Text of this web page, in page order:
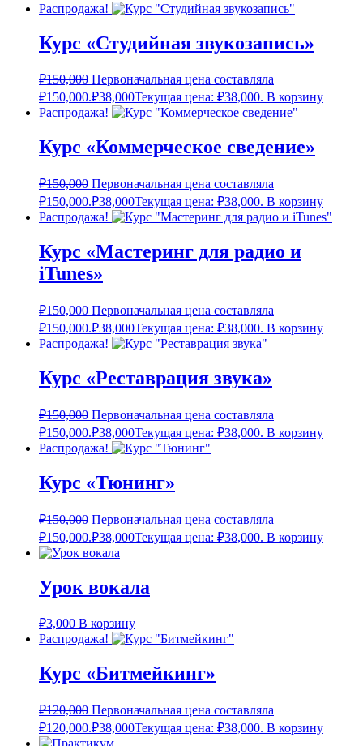
Распродажа!
Курс «Студийная звукозапись»
₽150,000 Первоначальная цена составляла
₽150,000.₽38,000Текущая цена: ₽38,000. В корзину
Распродажа!
Курс «Коммерческое сведение»
₽150,000 Первоначальная цена составляла
₽150,000.₽38,000Текущая цена: ₽38,000. В корзину
Распродажа!
Курс «Мастеринг для радио и
iTunes»
₽150,000 Первоначальная цена составляла
₽150,000.₽38,000Текущая цена: ₽38,000. В корзину
Распродажа!
Курс «Реставрация звука»
₽150,000 Первоначальная цена составляла
₽150,000.₽38,000Текущая цена: ₽38,000. В корзину
Распродажа!
Курс «Тюнинг»
₽150,000 Первоначальная цена составляла
₽150,000.₽38,000Текущая цена: ₽38,000. В корзину
Урок вокала
₽3,000 В корзину
Распродажа!
Курс «Битмейкинг»
₽120,000 Первоначальная цена составляла
₽120,000.₽38,000Текущая цена: ₽38,000. В корзину